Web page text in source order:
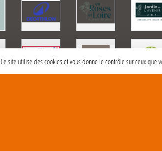
Ce site utilise des cookies et vous donne le contrôle sur ceux que